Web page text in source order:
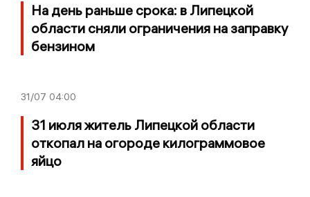
На день раньше срока: в Липецкой
области сняли ограничения на заправку
бензином
31/07 04:00
31 июля житель Липецкой области
откопал на огороде килограммовое
яйцо